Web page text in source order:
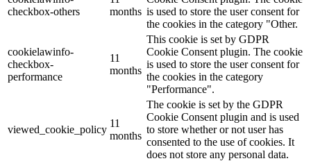
checkbox-others
months is used to store the user consent for
the cookies in the category "Other.
cookielawinfo-
checkbox-
performance
11
months
This cookie is set by GDPR
Cookie Consent plugin. The cookie
is used to store the user consent for
the cookies in the category
"Performance".
viewed_cookie_policy
11
months
The cookie is set by the GDPR
Cookie Consent plugin and is used
to store whether or not user has
consented to the use of cookies. It
does not store any personal data.